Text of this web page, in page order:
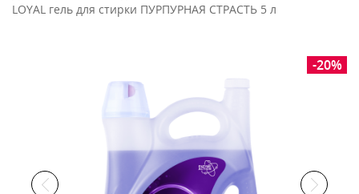
LOYAL гель для стирки ПУРПУРНАЯ СТРАСТЬ 5 л
-20%